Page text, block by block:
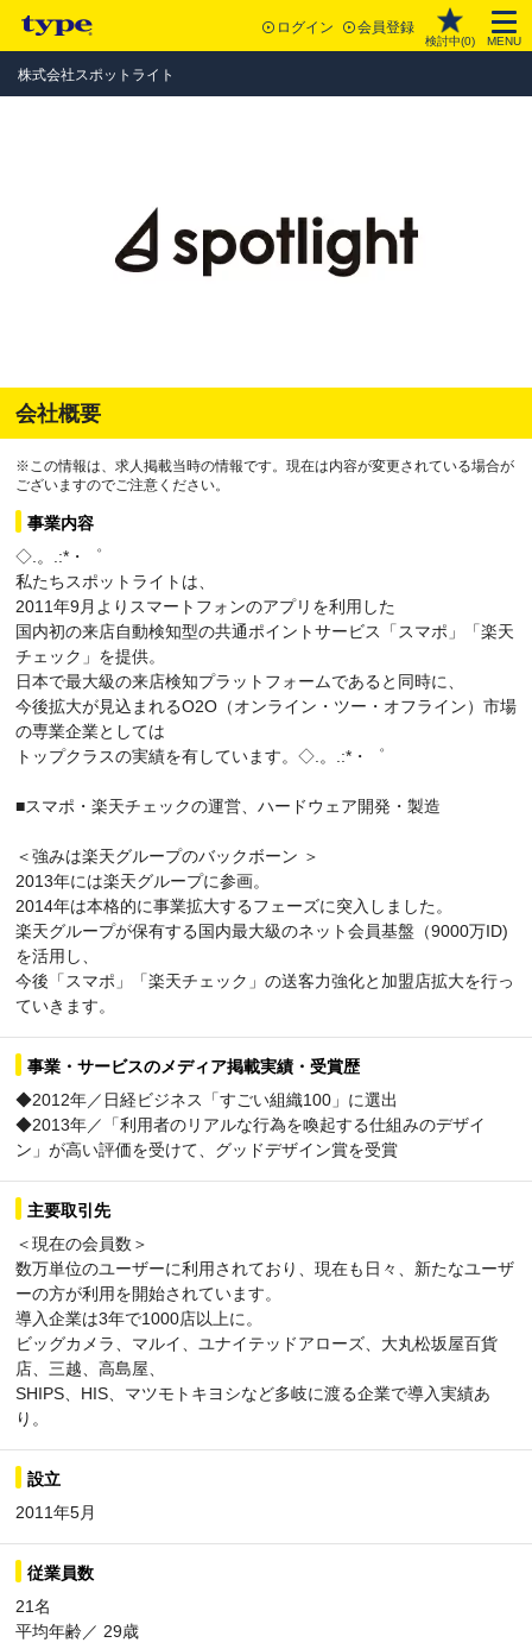
ログイン 会員登録
検討中(0) MENU
株式会社スポットライト
会社概要
※この情報は、求人掲載当時の情報です。現在は内容が変更されている場合が
ございますのでご注意ください。
事業内容
◇.。.:*・゜
私たちスポットライトは、
2011年9月よりスマートフォンのアプリを利用した
国内初の来店自動検知型の共通ポイントサービス「スマポ」「楽天
チェック」を提供。
日本で最大級の来店検知プラットフォームであると同時に、
今後拡大が見込まれるO2O（オンライン・ツー・オフライン）市場
の専業企業としては
トップクラスの実績を有しています。◇.。.:*・゜
■スマポ・楽天チェックの運営、ハードウェア開発・製造
＜強みは楽天グループのバックボーン ＞
2013年には楽天グループに参画。
2014年は本格的に事業拡大するフェーズに突入しました。
楽天グループが保有する国内最大級のネット会員基盤（9000万ID)
を活用し、
今後「スマポ」「楽天チェック」の送客力強化と加盟店拡大を行っ
ていきます。
事業・サービスのメディア掲載実績・受賞歴
◆2012年／日経ビジネス「すごい組織100」に選出
◆2013年／「利用者のリアルな行為を喚起する仕組みのデザイ
ン」が高い評価を受けて、グッドデザイン賞を受賞
主要取引先
＜現在の会員数＞
数万単位のユーザーに利用されており、現在も日々、新たなユーザ
ーの方が利用を開始されています。
導入企業は3年で1000店以上に。
ビッグカメラ、マルイ、ユナイテッドアローズ、大丸松坂屋百貨
店、三越、高島屋、
SHIPS、HIS、マツモトキヨシなど多岐に渡る企業で導入実績あ
り。
設立
2011年5月
従業員数
21名
平均年齢／ 29歳